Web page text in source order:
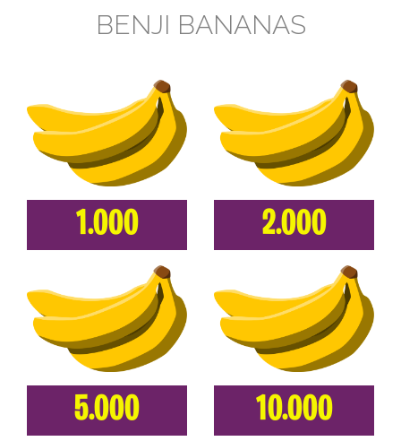
BENJI BANANAS
1.000 2.000
5.000 10.000